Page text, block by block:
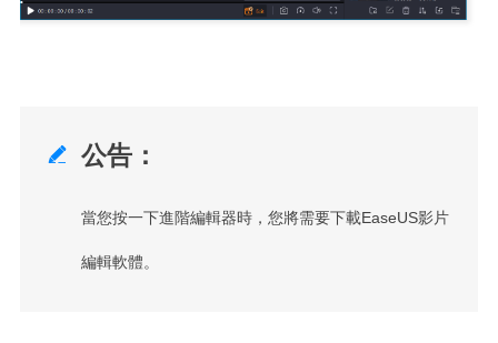
 公告：
當您按一下進階編輯器時，您將需要下載EaseUS影片
編輯軟體。